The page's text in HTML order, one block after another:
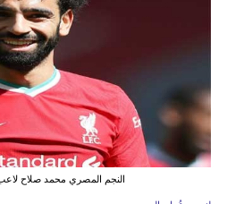
النجم المصري محمد صلاح لاعب